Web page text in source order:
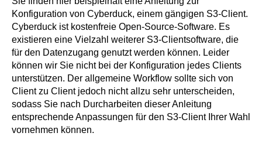
Konfiguration von Cyberduck, einem gängigen S3-Client.
Cyberduck ist kostenfreie Open-Source-Software. Es
existieren eine Vielzahl weiterer S3-Clientsoftware, die
für den Datenzugang genutzt werden können. Leider
können wir Sie nicht bei der Konfiguration jedes Clients
unterstützen. Der allgemeine Workflow sollte sich von
Client zu Client jedoch nicht allzu sehr unterscheiden,
sodass Sie nach Durcharbeiten dieser Anleitung
entsprechende Anpassungen für den S3-Client Ihrer Wahl
vornehmen können.